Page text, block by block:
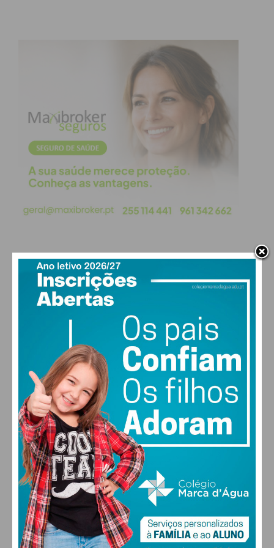
Eu li e concordo com os
termos e
condições
PAÇOS DE FERREIRA
25°
vento: 1m/s ONO
MAX 25 • MIN 25
29°
SEG
31
TER
31°
QUA
32 °
FARMACIAS DE SERVIÇO EM PAÇOS DE